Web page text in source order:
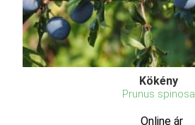
Kökény
Prunus spinosa
Online ár